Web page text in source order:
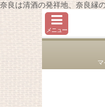
奈良は清酒の発祥地、奈良縁
メニュー
マ